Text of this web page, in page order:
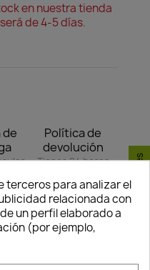
en nuestra tienda
de 4-5 días.
de
Política de
devolución
Tienes 24 horas
reclamación,
siempre y cuando
adjunte foto del
paquete
terceros para analizar el
relacionada con
un perfil elaborado a
(por ejemplo,